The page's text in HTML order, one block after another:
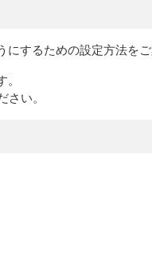
するための設定方法をご
さい。